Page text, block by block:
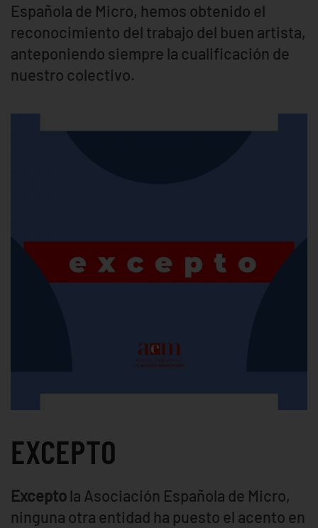
Española de Micro, hemos obtenido el
reconocimiento del trabajo del buen artista,
anteponiendo siempre la cualificación de
nuestro colectivo.
EXCEPTO
Excepto la Asociación Española de Micro,
ninguna otra entidad ha puesto el acento en